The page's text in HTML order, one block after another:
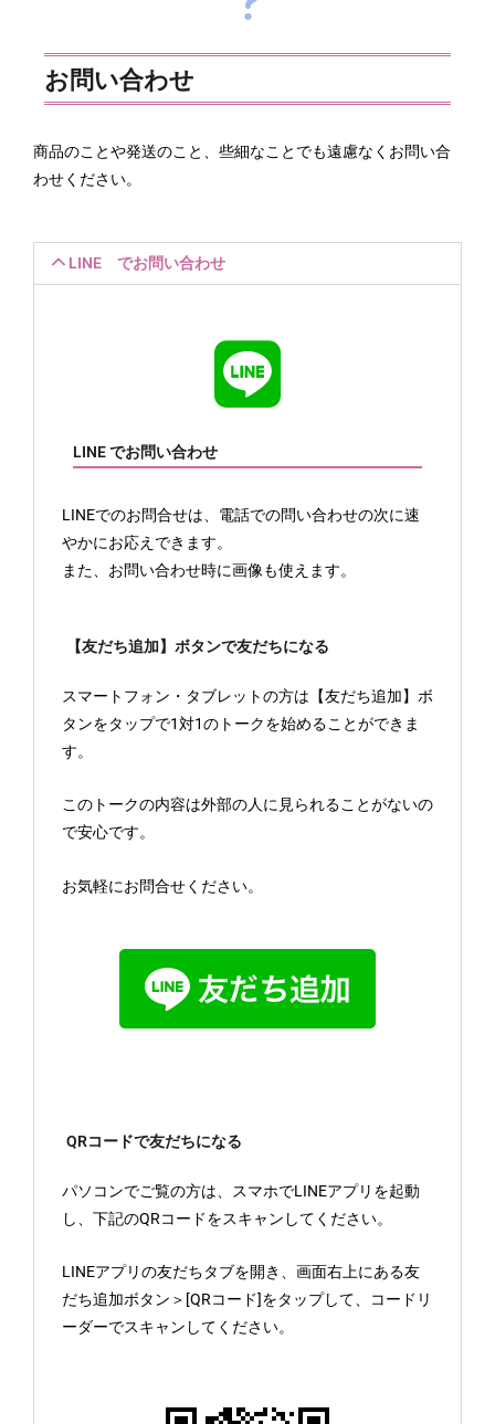
お問い合わせ
商品のことや発送のこと、些細なことでも遠慮なくお問い合
わせください。
LINE でお問い合わせ
LINE でお問い合わせ
LINEでのお問合せは、電話での問い合わせの次に速
やかにお応えできます。
また、お問い合わせ時に画像も使えます。
【友だち追加】ボタンで友だちになる
スマートフォン・タブレットの方は【友だち追加】ボ
タンをタップで1対1のトークを始めることができま
す。
このトークの内容は外部の人に見られることがないの
で安心です。
お気軽にお問合せください。
QRコードで友だちになる
パソコンでご覧の方は、スマホでLINEアプリを起動
し、下記のQRコードをスキャンしてください。
LINEアプリの友だちタブを開き、画面右上にある友
だち追加ボタン＞[QRコード]をタップして、コードリ
ーダーでスキャンしてください。